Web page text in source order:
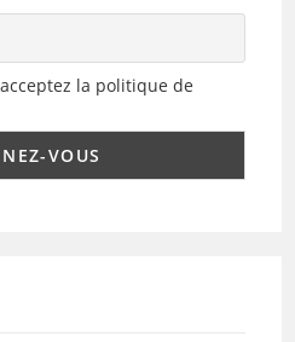
la politique de